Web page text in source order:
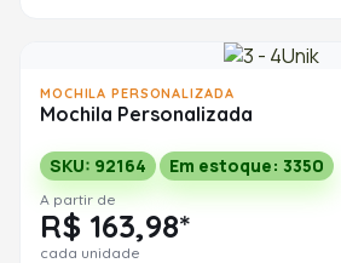
MOCHILA PERSONALIZADA
Mochila Personalizada
SKU: 92164 Em estoque: 3350
A partir de
R$ 163,98*
cada unidade